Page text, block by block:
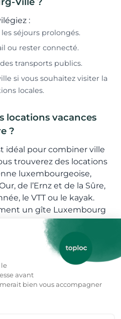
:
séjours prolongés.
ou rester connecté.
transports publics.
si vous souhaitez visiter la
locales.
locations vacances
?
idéal pour combiner ville
trouverez des locations
luxembourgeoise,
de l’Ernz et de la Sûre,
le VTT ou le kayak.
un gîte Luxembourg
au
?
un excellent réseau de
la capitale, trains
Pour explorer les